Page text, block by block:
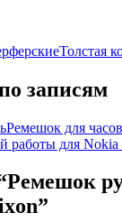
Толстая
записям
Ремешок для
работы для Nokia